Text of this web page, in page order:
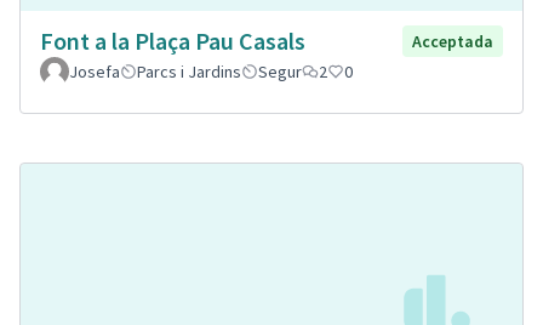
Font a la Plaça Pau Casals
Acceptada
Josefa
Parcs i Jardins Segur 2 0